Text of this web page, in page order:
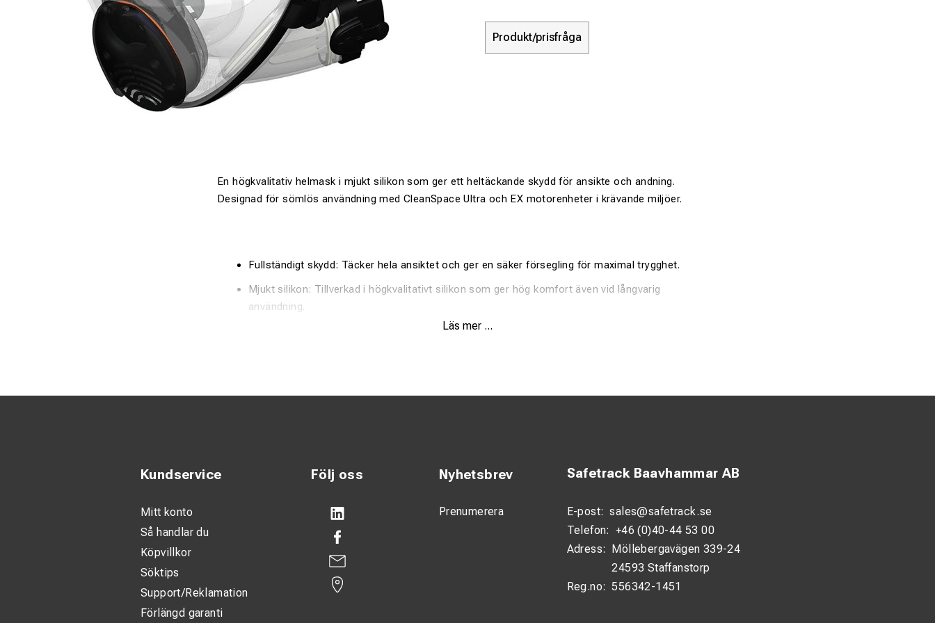
Produkt/prisfråga
En högkvalitativ helmask i mjukt silikon som ger ett heltäckande skydd för ansikte och andning.
Designad för sömlös användning med CleanSpace Ultra och EX motorenheter i krävande miljöer.
Fullständigt skydd: Täcker hela ansiktet och ger en säker försegling för maximal trygghet.
Mjukt silikon: Tillverkad i högkvalitativt silikon som ger hög komfort även vid långvarig
användning.
Flexibel storlek: Storlek Medium/Large täcker ett brett spektrum av ansiktsformer för optimal
Läs mer ...
Följ oss Nyhetsbrev
Prenumerera
Safetrack Baavhammar AB
E-post: sales@safetrack.se
Telefon: +46 (0)40-44 53 00
Adress: Möllebergavägen 339-24
24593 Staffanstorp
Reg.no: 556342-1451
Kundservice
Mitt konto
Så handlar du
Köpvillkor
Söktips
Support/Reklamation
Förlängd garanti